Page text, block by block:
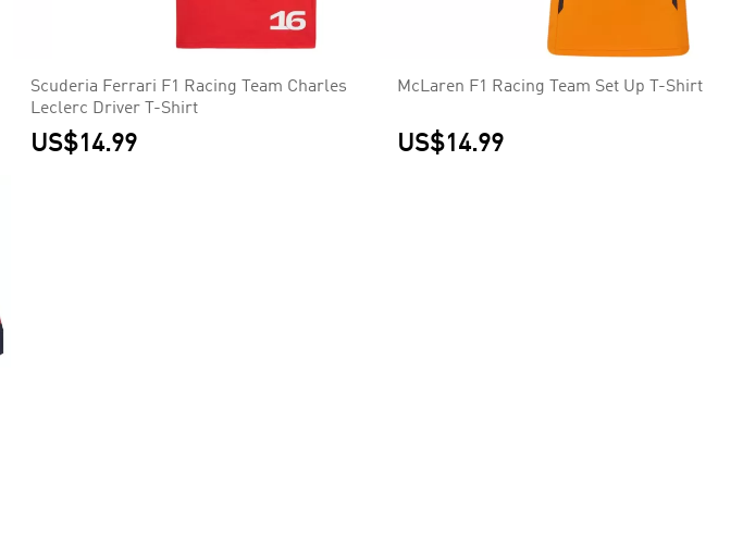
Scuderia Ferrari F1 Racing Team Charles
Leclerc Driver T-Shirt
US$14.99
McLaren F1 Racing Team Set Up T-Shirt
US$14.99